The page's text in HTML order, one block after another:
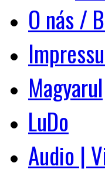
O nás /
Magyarul
LuDo
Audio |